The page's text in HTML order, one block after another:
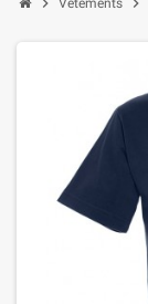
Vêtements